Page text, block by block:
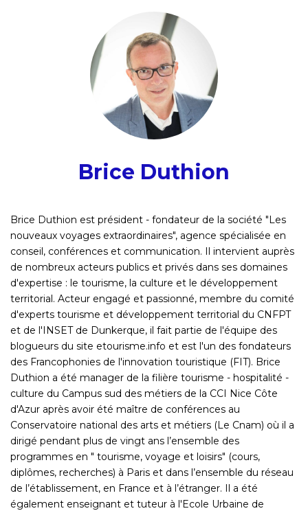
Brice Duthion
Brice Duthion est président - fondateur de la société "Les
nouveaux voyages extraordinaires", agence spécialisée en
conseil, conférences et communication. Il intervient auprès
de nombreux acteurs publics et privés dans ses domaines
d'expertise : le tourisme, la culture et le développement
territorial. Acteur engagé et passionné, membre du comité
d'experts tourisme et développement territorial du CNFPT
et de l'INSET de Dunkerque, il fait partie de l'équipe des
blogueurs du site etourisme.info et est l'un des fondateurs
des Francophonies de l'innovation touristique (FIT). Brice
Duthion a été manager de la filière tourisme - hospitalité -
culture du Campus sud des métiers de la CCI Nice Côte
d'Azur après avoir été maître de conférences au
Conservatoire national des arts et métiers (Le Cnam) où il a
dirigé pendant plus de vingt ans l’ensemble des
programmes en " tourisme, voyage et loisirs" (cours,
diplômes, recherches) à Paris et dans l’ensemble du réseau
de l’établissement, en France et à l’étranger. Il a été
également enseignant et tuteur à l'Ecole Urbaine de